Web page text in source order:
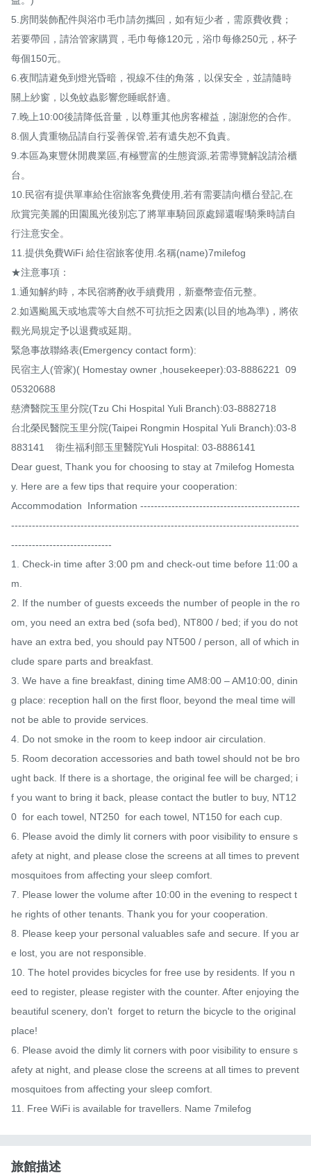
5.房間裝飾配件與浴巾毛巾請勿攜回，如有短少者，需原費收費；
若要帶回，請洽管家購買，毛巾每條120元，浴巾每條250元，杯子
每個150元。
6.夜間請避免到燈光昏暗，視線不佳的角落，以保安全，並請隨時
關上紗窗，以免蚊蟲影響您睡眠舒適。
7.晚上10:00後請降低音量，以尊重其他房客權益，謝謝您的合作。
8.個人貴重物品請自行妥善保管,若有遺失恕不負責。
9.本區為東豐休閒農業區,有極豐富的生態資源,若需導覽解說請洽櫃
台。
10.民宿有提供單車給住宿旅客免費使用,若有需要請向櫃台登記,在
欣賞完美麗的田園風光後別忘了將單車騎回原處歸還喔!騎乘時請自
行注意安全。
11.提供免費WiFi 給住宿旅客使用.名稱(name)7milefog
★注意事項：
1.通知解約時，本民宿將酌收手續費用，新臺幣壹佰元整。
2.如遇颱風天或地震等大自然不可抗拒之因素(以目的地為準)，將依
觀光局規定予以退費或延期。
緊急事故聯絡表(Emergency contact form):
民宿主人(管家)( Homestay owner ,housekeeper):03-8886221  09
05320688
慈濟醫院玉里分院(Tzu Chi Hospital Yuli Branch):03-8882718
台北榮民醫院玉里分院(Taipei Rongmin Hospital Yuli Branch):03-8
883141    衛生福利部玉里醫院Yuli Hospital: 03-8886141
Dear guest, Thank you for choosing to stay at 7milefog Homesta
y. Here are a few tips that require your cooperation:
Accommodation  Information ----------------------------------------------
-----------------------------------------------------------------------------------
-----------------------------
1. Check-in time after 3:00 pm and check-out time before 11:00 a
m.
2. If the number of guests exceeds the number of people in the ro
om, you need an extra bed (sofa bed), NT800 / bed; if you do not
have an extra bed, you should pay NT500 / person, all of which in
clude spare parts and breakfast.
3. We have a fine breakfast, dining time AM8:00 – AM10:00, dinin
g place: reception hall on the first floor, beyond the meal time will
not be able to provide services.
4. Do not smoke in the room to keep indoor air circulation.
5. Room decoration accessories and bath towel should not be bro
ught back. If there is a shortage, the original fee will be charged; i
f you want to bring it back, please contact the butler to buy, NT12
0  for each towel, NT250  for each towel, NT150 for each cup.
6. Please avoid the dimly lit corners with poor visibility to ensure s
afety at night, and please close the screens at all times to prevent
mosquitoes from affecting your sleep comfort.
7. Please lower the volume after 10:00 in the evening to respect t
he rights of other tenants. Thank you for your cooperation.
8. Please keep your personal valuables safe and secure. If you ar
e lost, you are not responsible.
10. The hotel provides bicycles for free use by residents. If you n
eed to register, please register with the counter. After enjoying the
beautiful scenery, don't  forget to return the bicycle to the original
place!
6. Please avoid the dimly lit corners with poor visibility to ensure s
afety at night, and please close the screens at all times to prevent
mosquitoes from affecting your sleep comfort.
11. Free WiFi is available for travellers. Name 7milefog
旅館描述